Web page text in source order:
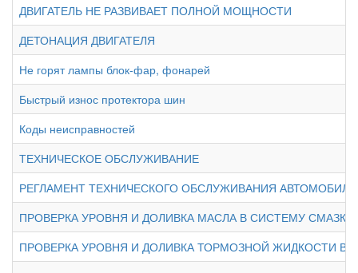
ДВИГАТЕЛЬ НЕ РАЗВИВАЕТ ПОЛНОЙ МОЩНОСТИ
ДЕТОНАЦИЯ ДВИГАТЕЛЯ
Не горят лампы блок-фар, фонарей
Быстрый износ протектора шин
Коды неисправностей
ТЕХНИЧЕСКОЕ ОБСЛУЖИВАНИЕ
РЕГЛАМЕНТ ТЕХНИЧЕСКОГО ОБСЛУЖИВАНИЯ АВТОМОБИЛЯ
ПРОВЕРКА УРОВНЯ И ДОЛИВКА МАСЛА В СИСТЕМУ СМАЗКИ
ПРОВЕРКА УРОВНЯ И ДОЛИВКА ТОРМОЗНОЙ ЖИДКОСТИ В